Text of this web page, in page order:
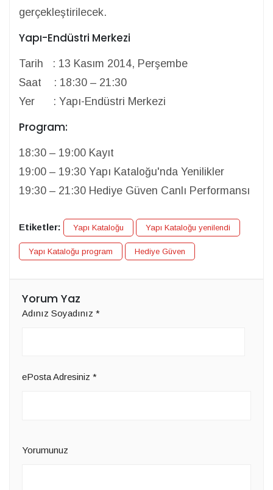
gerçekleştirilecek.
Yapı-Endüstri Merkezi
Tarih : 13 Kasım 2014, Perşembe
Saat : 18:30 – 21:30
Yer : Yapı-Endüstri Merkezi
Program:
18:30 – 19:00 Kayıt
19:00 – 19:30 Yapı Kataloğu'nda Yenilikler
19:30 – 21:30 Hediye Güven Canlı Performansı
Etiketler: Yapı Kataloğu Yapı Kataloğu yenilendi
Yapı Kataloğu program Hediye Güven
Yorum Yaz
Adınız Soyadınız *
ePosta Adresiniz *
Yorumunuz